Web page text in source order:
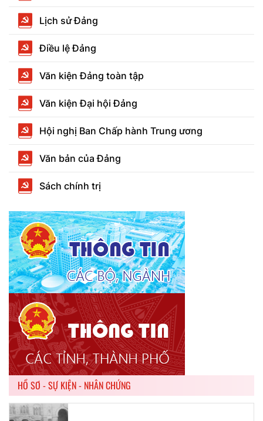
Lịch sử Đảng
Điều lệ Đảng
Văn kiện Đảng toàn tập
Văn kiện Đại hội Đảng
Hội nghị Ban Chấp hành Trung ương
Văn bản của Đảng
Sách chính trị
HỒ SƠ - SỰ KIỆN - NHÂN CHỨNG